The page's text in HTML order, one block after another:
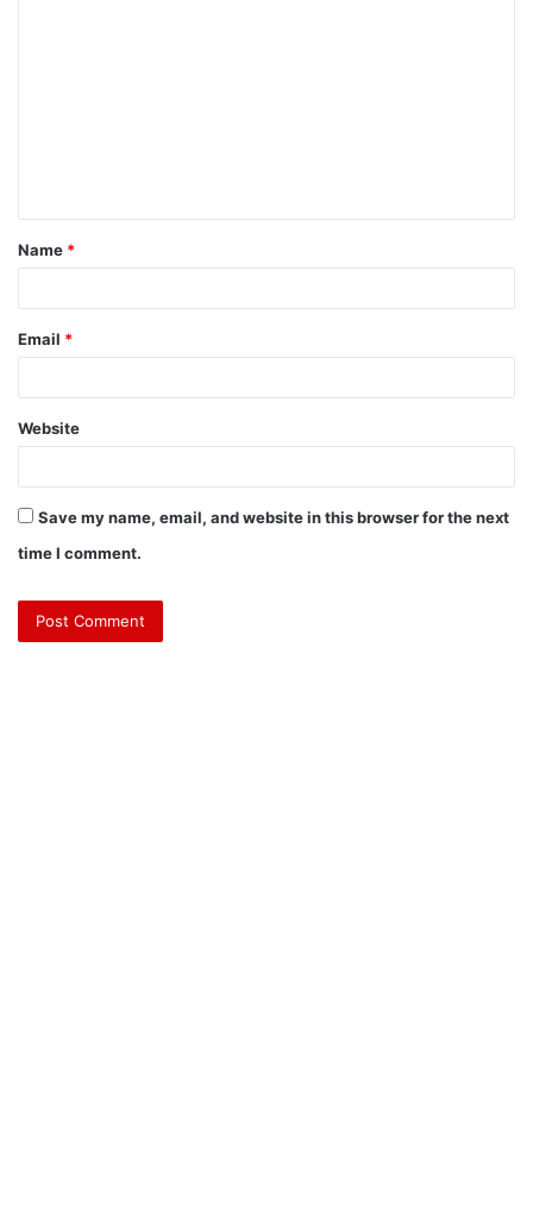
Name *
Email *
Website
Save my name, email, and website in this browser for the next
time I comment.